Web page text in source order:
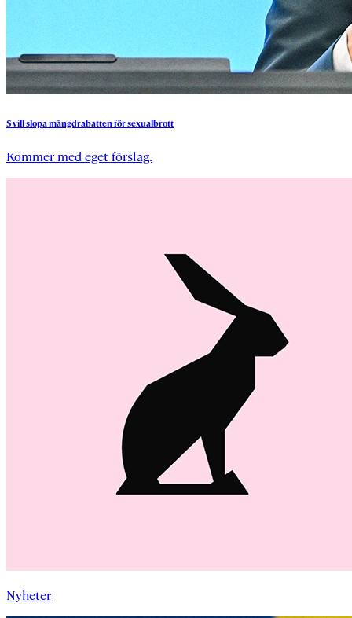
Svillslopamängdrabattenförsexualbrott
Kommer med eget förslag.
Nyheter